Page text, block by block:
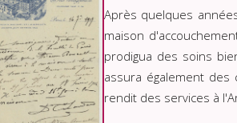
Après quelques
maison
prodigua des soins
assura également des
rendit des services à